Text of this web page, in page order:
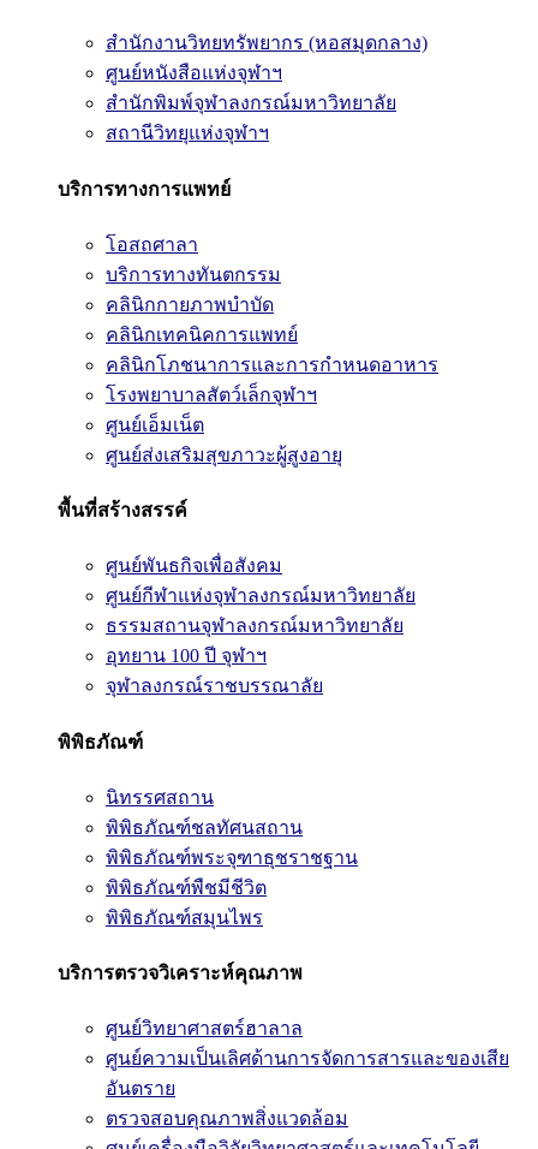
สำนักงานวิทยทรัพยากร (หอสมุดกลาง)
ศูนย์หนังสือแห่งจุฬาฯ
สำนักพิมพ์จุฬาลงกรณ์มหาวิทยาลัย
สถานีวิทยุแห่งจุฬาฯ
บริการทางการแพทย์
โอสถศาลา
บริการทางทันตกรรม
คลินิกกายภาพบำบัด
คลินิกเทคนิคการแพทย์
คลินิกโภชนาการและการกำหนดอาหาร
โรงพยาบาลสัตว์เล็กจุฬาฯ
ศูนย์เอ็มเน็ต
ศูนย์ส่งเสริมสุขภาวะผู้สูงอายุ
พื้นที่สร้างสรรค์
ศูนย์พันธกิจเพื่อสังคม
ศูนย์กีฬาแห่งจุฬาลงกรณ์มหาวิทยาลัย
ธรรมสถานจุฬาลงกรณ์มหาวิทยาลัย
อุทยาน 100 ปี จุฬาฯ
จุฬาลงกรณ์ราชบรรณาลัย
พิพิธภัณฑ์
นิทรรศสถาน
พิพิธภัณฑ์ชลทัศนสถาน
พิพิธภัณฑ์พระจุฑาธุชราชฐาน
พิพิธภัณฑ์พืชมีชีวิต
พิพิธภัณฑ์สมุนไพร
บริการตรวจวิเคราะห์คุณภาพ
ศูนย์วิทยาศาสตร์ฮาลาล
ศูนย์ความเป็นเลิศด้านการจัดการสารและของเสีย
อันตราย
ตรวจสอบคุณภาพสิ่งแวดล้อม